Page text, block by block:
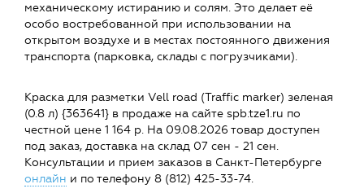
механическому истиранию и солям. Это делает её
особо востребованной при использовании на
открытом воздухе и в местах постоянного движения
транспорта (парковка, склады с погрузчиками).
Краска для разметки Vell road (Traffic marker) зеленая
(0.8 л) {363641} в продаже на сайте spb.tze1.ru по
честной цене 1 164 р. На 09.08.2026 товар доступен
под заказ, доставка на склад 07 сен - 21 сен.
Консультации и прием заказов в Санкт-Петербурге
онлайн и по телефону 8 (812) 425-33-74.